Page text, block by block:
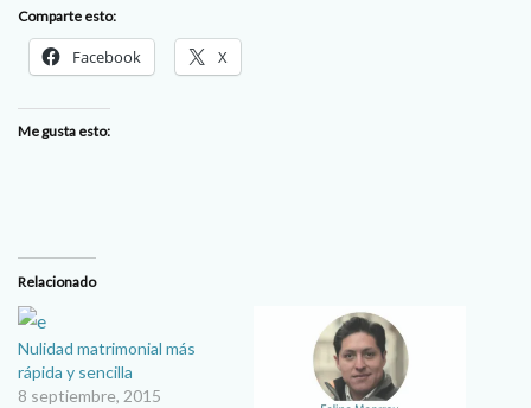
Comparte esto:
Facebook X
Me gusta esto:
Relacionado
Nulidad matrimonial más
rápida y sencilla
8 septiembre, 2015